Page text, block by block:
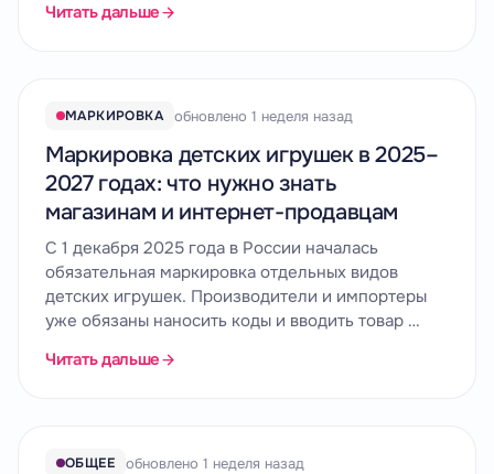
Читать дальше
МАРКИРОВКА обновлено 1 неделя назад
Маркировка детских игрушек в 2025–
2027 годах: что нужно знать
магазинам и интернет-продавцам
С 1 декабря 2025 года в России началась
обязательная маркировка отдельных видов
детских игрушек. Производители и импортеры
уже обязаны наносить коды и вводить товар …
Читать дальше
ОБЩЕЕ обновлено 1 неделя назад